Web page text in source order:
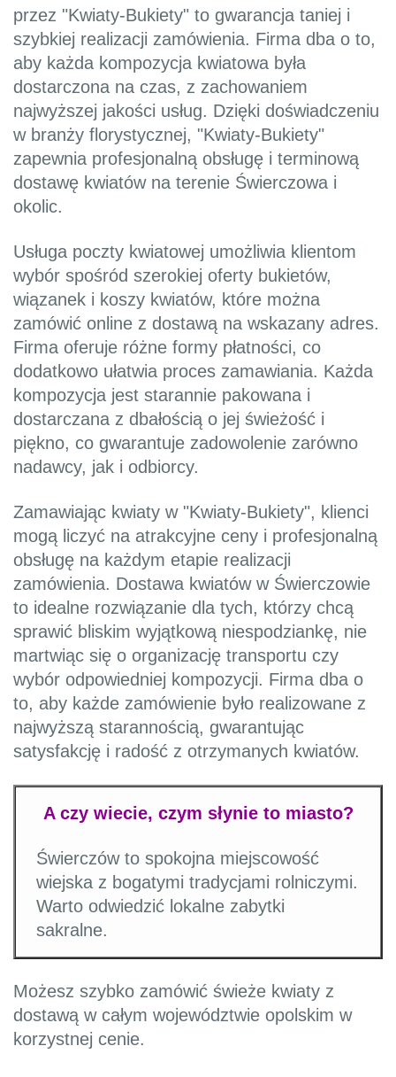
przez "Kwiaty-Bukiety" to gwarancja taniej i
szybkiej realizacji zamówienia. Firma dba o to,
aby każda kompozycja kwiatowa była
dostarczona na czas, z zachowaniem
najwyższej jakości usług. Dzięki doświadczeniu
w branży florystycznej, "Kwiaty-Bukiety"
zapewnia profesjonalną obsługę i terminową
dostawę kwiatów na terenie Świerczowa i
okolic.
Usługa poczty kwiatowej umożliwia klientom
wybór spośród szerokiej oferty bukietów,
wiązanek i koszy kwiatów, które można
zamówić online z dostawą na wskazany adres.
Firma oferuje różne formy płatności, co
dodatkowo ułatwia proces zamawiania. Każda
kompozycja jest starannie pakowana i
dostarczana z dbałością o jej świeżość i
piękno, co gwarantuje zadowolenie zarówno
nadawcy, jak i odbiorcy.
Zamawiając kwiaty w "Kwiaty-Bukiety", klienci
mogą liczyć na atrakcyjne ceny i profesjonalną
obsługę na każdym etapie realizacji
zamówienia. Dostawa kwiatów w Świerczowie
to idealne rozwiązanie dla tych, którzy chcą
sprawić bliskim wyjątkową niespodziankę, nie
martwiąc się o organizację transportu czy
wybór odpowiedniej kompozycji. Firma dba o
to, aby każde zamówienie było realizowane z
najwyższą starannością, gwarantując
satysfakcję i radość z otrzymanych kwiatów.
A czy wiecie, czym słynie to miasto?
Świerczów to spokojna miejscowość
wiejska z bogatymi tradycjami rolniczymi.
Warto odwiedzić lokalne zabytki
sakralne.
Możesz szybko zamówić świeże kwiaty z
dostawą w całym województwie opolskim w
korzystnej cenie.